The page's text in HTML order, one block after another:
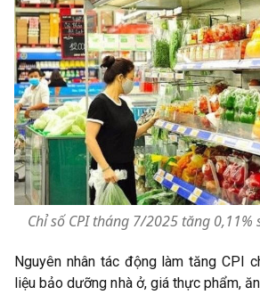
Chỉ số CPI tháng 7/2025 tăng 0,11%
Nguyên nhân tác động làm tăng CPI
liệu bảo dưỡng nhà ở, giá thực phẩm,